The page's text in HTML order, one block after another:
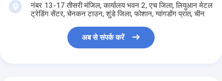
नंबर 13-17 तीसरी मंजिल, कार्यालय भवन 2, एच जिला, लियुआन मेटल
ट्रेडिंग सेंटर, चेनकन टाउन, शुंडे जिला, फोशान, ग्वांगडोंग प्रांत, चीन
अब से संपर्क करें